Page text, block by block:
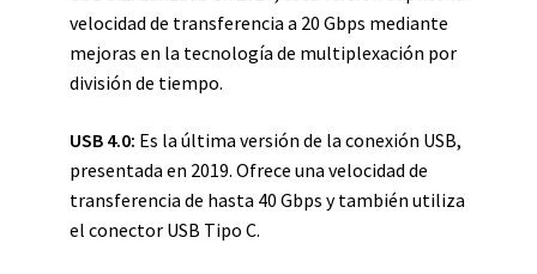
velocidad de transferencia a 20 Gbps mediante
mejoras en la tecnología de multiplexación por
división de tiempo.
USB 4.0: Es la última versión de la conexión USB,
presentada en 2019. Ofrece una velocidad de
transferencia de hasta 40 Gbps y también utiliza
el conector USB Tipo C.